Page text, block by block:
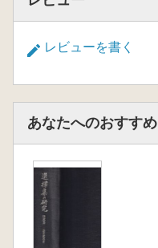
レビューを書く
あなたへのおすすめ